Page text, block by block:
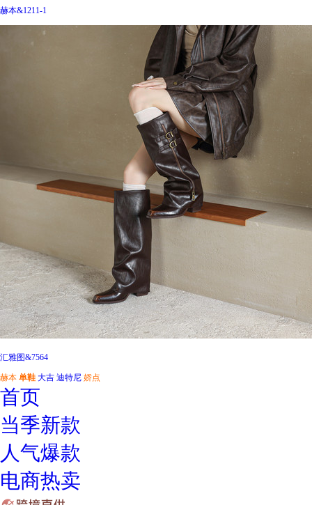
赫本&1211-1
汇雅图&7564
赫本 单鞋 大吉 迪特尼 娇点
首页
当季新款
人气爆款
电商热卖